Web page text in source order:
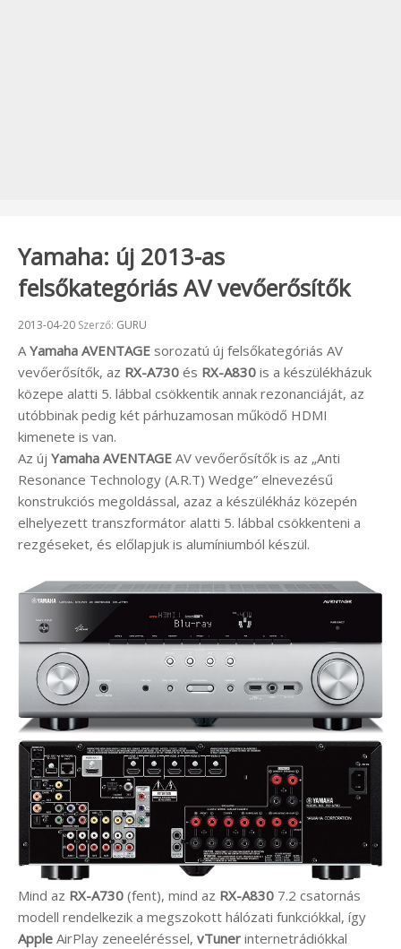
Yamaha: új 2013-as
felsőkategóriás AV vevőerősítők
Beküldve:
2013-04-20 Szerző: GURU
A Yamaha AVENTAGE sorozatú új felsőkategóriás AV
vevőerősítők, az RX-A730 és RX-A830 is a készülékházuk
közepe alatti 5. lábbal csökkentik annak rezonanciáját, az
utóbbinak pedig két párhuzamosan működő HDMI
kimenete is van.
Az új Yamaha AVENTAGE AV vevőerősítők is az „Anti
Resonance Technology (A.R.T) Wedge” elnevezésű
konstrukciós megoldással, azaz a készülékház közepén
elhelyezett transzformátor alatti 5. lábbal csökkenteni a
rezgéseket, és előlapjuk is alumíniumból készül.
Mind az RX-A730 (fent), mind az RX-A830 7.2 csatornás
modell rendelkezik a megszokott hálózati funkciókkal, így
Apple AirPlay zeneeléréssel, vTuner internetrádiókkal